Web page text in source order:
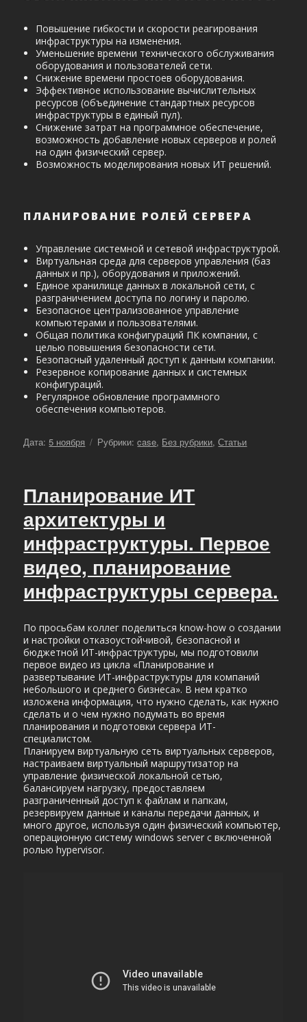
Повышение гибкости и скорости реагирования
инфраструктуры на изменения.
Уменьшение времени технического обслуживания
оборудования и пользователей сети.
Снижение времени простоев оборудования.
Эффективное использование вычислительных
ресурсов (объединение стандартных ресурсов
инфраструктуры в единый пул).
Снижение затрат на программное обеспечение,
возможность добавление новых серверов и ролей
на один физический сервер.
Возможность моделирования новых ИТ решений.
ПЛАНИРОВАНИЕ РОЛЕЙ СЕРВЕРА
Управление системной и сетевой инфраструктурой.
Виртуальная среда для серверов управления (баз
данных и пр.), оборудования и приложений.
Единое хранилище данных в локальной сети, с
разграничением доступа по логину и паролю.
Безопасное централизованное управление
компьютерами и пользователями.
Общая политика конфигураций ПК компании, с
целью повышения безопасности сети.
Безопасный удаленный доступ к данным компании.
Резервное копирование данных и системных
конфигураций.
Регулярное обновление программного
обеспечения компьютеров.
Опубликовано
Дата:5 ноября Рубрики
Рубрики:case, Без рубрики,Статьи
Планирование ИТ
архитектуры и
инфраструктуры. Первое
видео, планирование
инфраструктуры сервера.
По просьбам коллег поделиться know-how о создании
и настройки отказоустойчивой, безопасной и
бюджетной ИТ-инфраструктуры, мы подготовили
первое видео из цикла «Планирование и
развертывание ИТ-инфраструктуры для компаний
небольшого и среднего бизнеса». В нем кратко
изложена информация, что нужно сделать, как нужно
сделать и о чем нужно подумать во время
планирования и подготовки сервера ИТ-
специалистом.
Планируем виртуальную сеть виртуальных серверов,
настраиваем виртуальный маршрутизатор на
управление физической локальной сетью,
балансируем нагрузку, предоставляем
разграниченный доступ к файлам и папкам,
резервируем данные и каналы передачи данных, и
много другое, используя один физический компьютер,
операционную систему windows server с включенной
ролью hypervisor.